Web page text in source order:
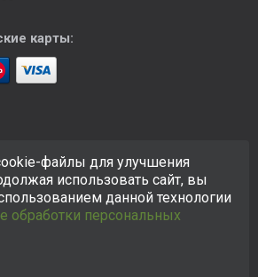
карты:
Сайтhttps://ksk24.ruсоздан
целях и любая информация
офертой.Политика в
данных
файлы для улучшения
использовать сайт, вы
данной технологии
обработки персональных